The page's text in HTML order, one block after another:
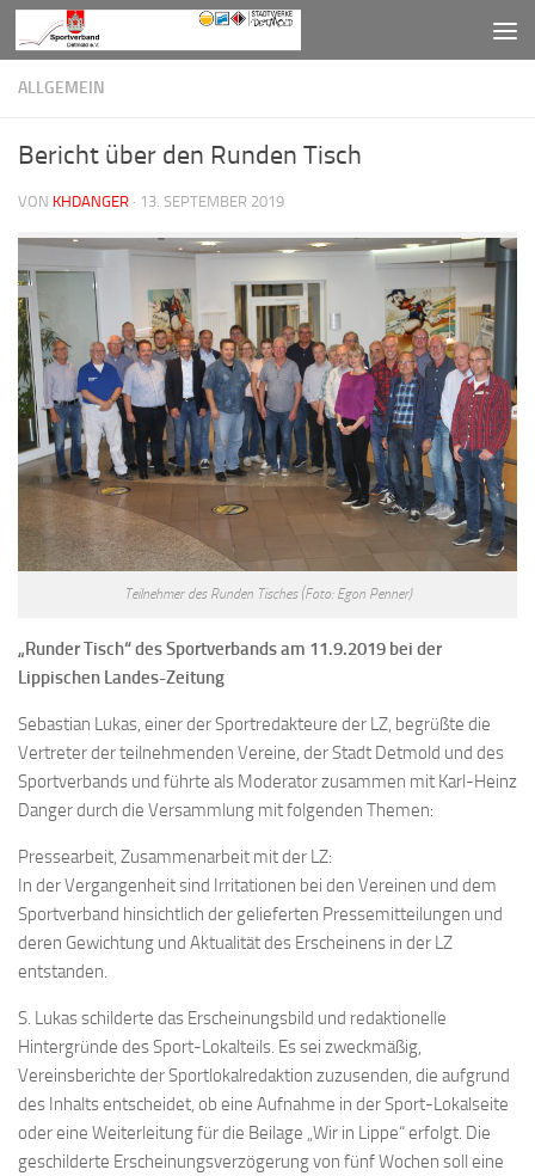
Zum Inhalt springen
ALLGEMEIN
Bericht über den Runden Tisch
VON KHDANGER · 13. SEPTEMBER 2019
Teilnehmer des Runden Tisches (Foto: Egon Penner)
„Runder Tisch“ des Sportverbands am 11.9.2019 bei der
Lippischen Landes-Zeitung
Sebastian Lukas, einer der Sportredakteure der LZ, begrüßte die
Vertreter der teilnehmenden Vereine, der Stadt Detmold und des
Sportverbands und führte als Moderator zusammen mit Karl-Heinz
Danger durch die Versammlung mit folgenden Themen:
Pressearbeit, Zusammenarbeit mit der LZ:
In der Vergangenheit sind Irritationen bei den Vereinen und dem
Sportverband hinsichtlich der gelieferten Pressemitteilungen und
deren Gewichtung und Aktualität des Erscheinens in der LZ
entstanden.
S. Lukas schilderte das Erscheinungsbild und redaktionelle
Hintergründe des Sport-Lokalteils. Es sei zweckmäßig,
Vereinsberichte der Sportlokalredaktion zuzusenden, die aufgrund
des Inhalts entscheidet, ob eine Aufnahme in der Sport-Lokalseite
oder eine Weiterleitung für die Beilage „Wir in Lippe“ erfolgt. Die
geschilderte Erscheinungsverzögerung von fünf Wochen soll eine